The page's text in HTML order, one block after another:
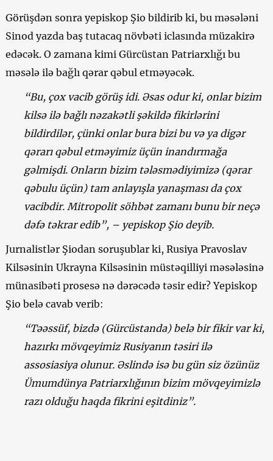
Görüşdən sonra yepiskop Şio bildirib ki, bu məsələni
Sinod yazda baş tutacaq növbəti iclasında müzakirə
edəcək. O zamana kimi Gürcüstan Patriarxlığı bu
məsələ ilə bağlı qərar qəbul etməyəcək.
“Bu, çox vacib görüş idi. Əsas odur ki, onlar bizim
kilsə ilə bağlı nəzakətli şəkildə fikirlərini
bildirdilər, çünki onlar bura bizi bu və ya digər
qərarı qəbul etməyimiz üçün inandırmağa
gəlmişdi. Onların bizim tələsmədiyimizə (qərar
qəbulu üçün) tam anlayışla yanaşması da çox
vacibdir. Mitropolit söhbət zamanı bunu bir neçə
dəfə təkrar edib”, – yepiskop Şio deyib.
Jurnalistlər Şiodan soruşublar ki, Rusiya Pravoslav
Kilsəsinin Ukrayna Kilsəsinin müstəqilliyi məsələsinə
münasibəti prosesə nə dərəcədə təsir edir? Yepiskop
Şio belə cavab verib:
“Təəssüf, bizdə (Gürcüstanda) belə bir fikir var ki,
hazırkı mövqeyimiz Rusiyanın təsiri ilə
assosiasiya olunur. Əslində isə bu gün siz özünüz
Ümumdünya Patriarxlığının bizim mövqeyimizlə
razı olduğu haqda fikrini eşitdiniz”.